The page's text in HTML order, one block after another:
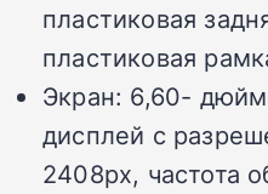
пластиковая
пластиковая
Экран: 6,60-
дисплей с
2408px, частота